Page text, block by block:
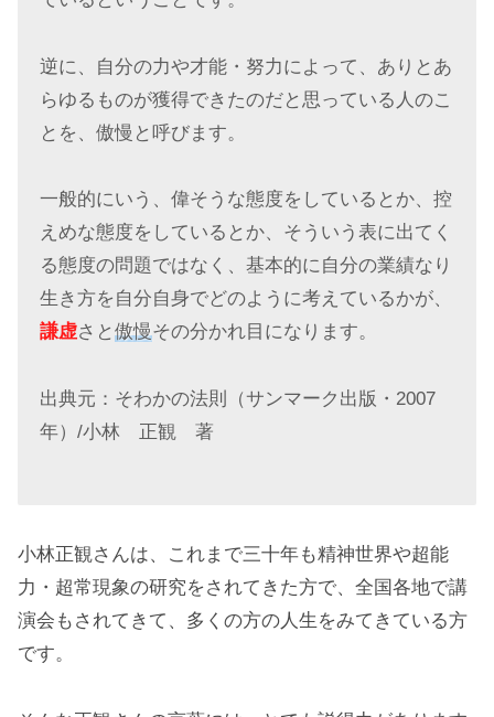
逆に、自分の力や才能・努力によって、ありとあ
らゆるものが獲得できたのだと思っている人のこ
とを、傲慢と呼びます。
一般的にいう、偉そうな態度をしているとか、控
えめな態度をしているとか、そういう表に出てく
る態度の問題ではなく、基本的に自分の業績なり
生き方を自分自身でどのように考えているかが、
謙虚さと傲慢その分かれ目になります。
出典元：そわかの法則（サンマーク出版・2007
年）/小林 正観 著
小林正観さんは、これまで三十年も精神世界や超能
力・超常現象の研究をされてきた方で、全国各地で講
演会もされてきて、多くの方の人生をみてきている方
です。